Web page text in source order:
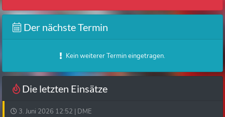
Der nächste Termin
Kein weiterer Termin eingetragen.
Die letzten Einsätze
3. Juni 2026 12:52 | DME